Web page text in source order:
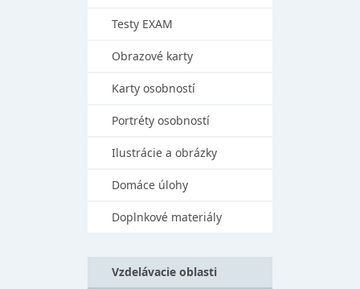
Testy EXAM
Obrazové karty
Karty osobností
Portréty osobností
Ilustrácie a obrázky
Domáce úlohy
Doplnkové materiály
Vzdelávacie oblasti